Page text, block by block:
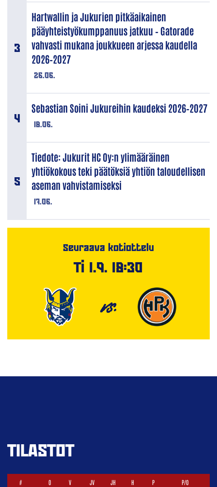
26.06.
Hartwallin ja Jukurien pitkäaikainen
pääyhteistyökumppanuus jatkuu – Gatorade
vahvasti mukana joukkueen arjessa kaudella
2026–2027
18.06.
Sebastian Soini Jukureihin kaudeksi 2026–2027
17.06.
Tiedote: Jukurit HC Oy:n ylimääräinen
yhtiökokous teki päätöksiä yhtiön taloudellisen
aseman vahvistamiseksi
Seuraava kotiottelu
Ti 1.9. 18:30
VS.
TILASTOT
# O V JV JH H P P/O